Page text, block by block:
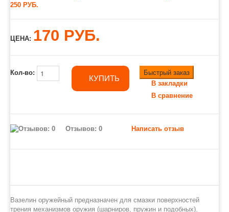
250 РУБ.
ЦЕНА: 170 РУБ.
Кол-во:
КУПИТЬ
Быстрый заказ
В закладки
В сравнение
Отзывов: 0 Написать отзыв
Вазелин оружейный предназначен для смазки поверхностей
трения механизмов оружия (шарниров, пружин и подобных).